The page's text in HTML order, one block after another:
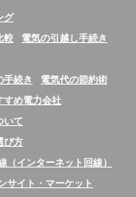
グ
較
電気の引越し手続き
手続き
電気代の節約術
すめ電力会社
いて
び方
（インターネット回線）
サイト・マーケット